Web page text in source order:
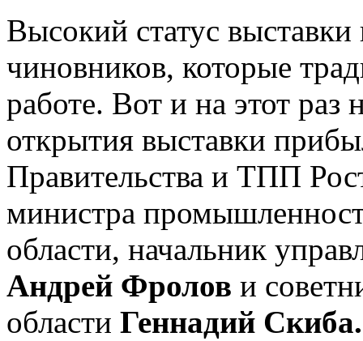
Высокий статус
чиновников, которые
работе. Вот и на этот
открытия выставки
Правительства и ТПП
министра
области, начальник
Андрей Фролов и
области Геннадий Скиба.